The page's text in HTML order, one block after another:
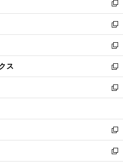
く
で
開
く
ド
ウ
で
開
く
ィ
ン
ド
ウ
で
開
く
い
ウ
ィ
ン
ド
ウ
で
開
く
新
し
い
ウ
ィ
ン
ド
ウ
で
開
新
し
い
ウ
ィ
ン
ド
ウ
開
く
新
し
い
ウ
ィ
ン
ウ
で
開
く
ス
新
し
い
ウ
ン
ド
ウ
で
開
新
し
ウ
ィ
ン
ド
ウ
新
し
い
新